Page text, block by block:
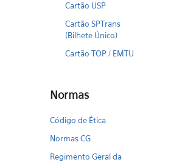
Cartão USP
Cartão SPTrans
(Bilhete Único)
Cartão TOP / EMTU
Normas
Código de Ética
Normas CG
Regimento Geral da